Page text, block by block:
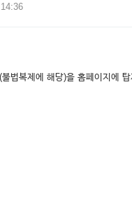
법복제에 해당)을 홈페이지에